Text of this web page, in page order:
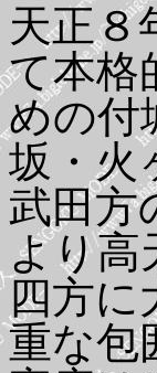
天正８
て本格
めの付
坂・火
武田方
より高
四方
重な包